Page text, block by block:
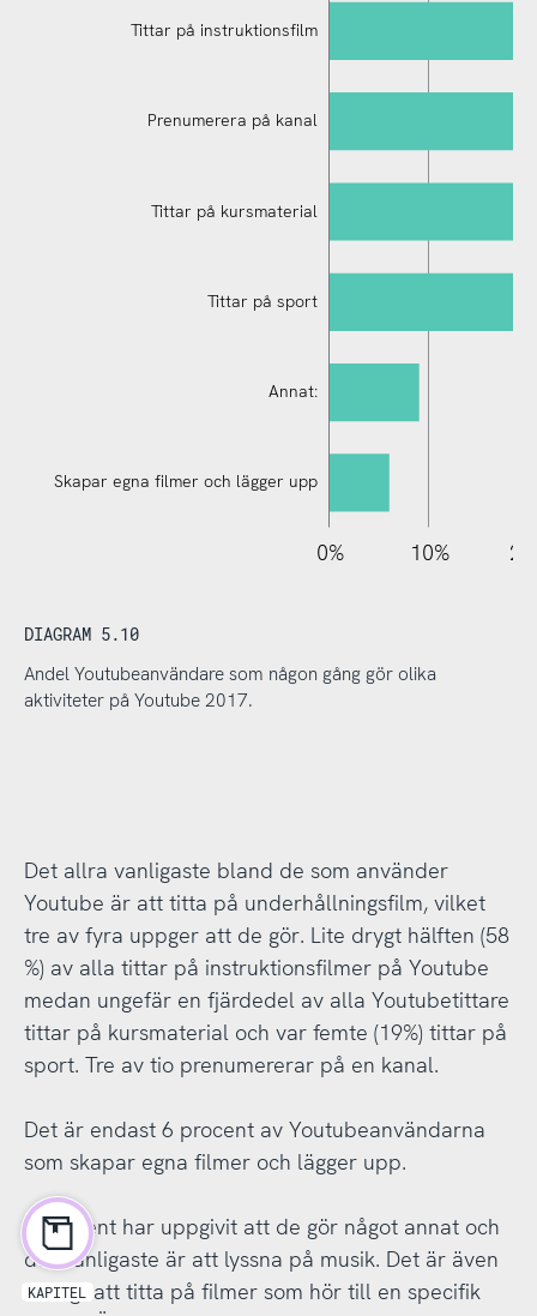
Skapar egna filmer och lägger upp
Tittar på instruktionsfilm
Prenumerera på kanal
Tittar på kursmaterial
Tittar på sport
Annat:
Skapar egna filmer och lägger upp
-20% 10%
0%
-10%
110%
DIAGRAM 5.10
Andel Youtubeanvändare som någon gång gör olika
aktiviteter på Youtube 2017.
Det allra vanligaste bland de som använder
Youtube är att titta på underhållningsfilm, vilket
tre av fyra uppger att de gör. Lite drygt hälften (58
%) av alla tittar på instruktionsfilmer på Youtube
medan ungefär en fjärdedel av alla Youtubetittare
tittar på kursmaterial och var femte (19%) tittar på
sport. Tre av tio prenumererar på en kanal.
Det är endast 6 procent av Youtubeanvändarna
som skapar egna filmer och lägger upp.
9 procent har uppgivit att de gör något annat och
det vanligaste är att lyssna på musik. Det är även
vanligt att titta på filmer som hör till en specifik
KAPITEL